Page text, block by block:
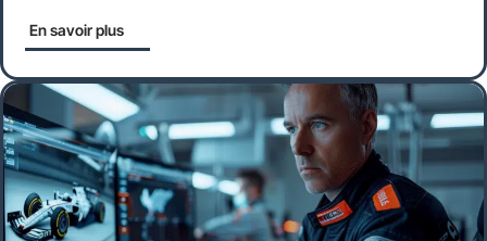
En savoir plus